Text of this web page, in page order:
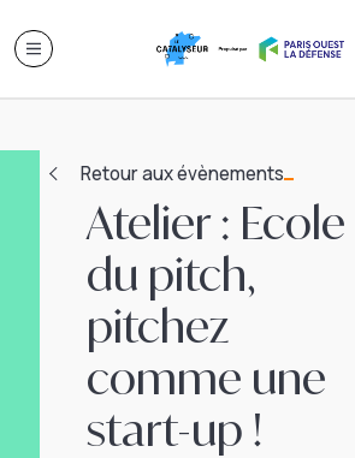
Retour aux évènements
Atelier : Ecole
du pitch,
pitchez
comme une
start-up !